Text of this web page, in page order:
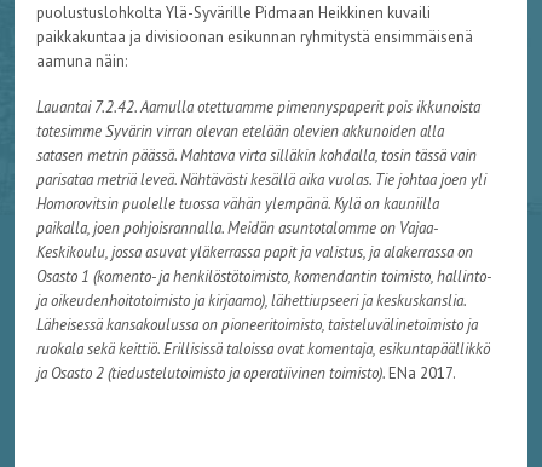
puolustuslohkolta Ylä-Syvärille Pidmaan Heikkinen kuvaili
paikkakuntaa ja divisioonan esikunnan ryhmitystä ensimmäisenä
aamuna näin:
Lauantai 7.2.42. Aamulla otettuamme pimennyspaperit pois ikkunoista
totesimme Syvärin virran olevan etelään olevien akkunoiden alla
satasen metrin päässä. Mahtava virta silläkin kohdalla, tosin tässä vain
parisataa metriä leveä. Nähtävästi kesällä aika vuolas. Tie johtaa joen yli
Homorovitsin puolelle tuossa vähän ylempänä. Kylä on kauniilla
paikalla, joen pohjoisrannalla. Meidän asuntotalomme on Vajaa-
Keskikoulu, jossa asuvat yläkerrassa papit ja valistus, ja alakerrassa on
Osasto 1 (komento- ja henkilöstötoimisto, komendantin toimisto, hallinto-
ja oikeudenhoitotoimisto ja kirjaamo), lähettiupseeri ja keskuskanslia.
Läheisessä kansakoulussa on pioneeritoimisto, taisteluvälinetoimisto ja
ruokala sekä keittiö. Erillisissä taloissa ovat komentaja, esikuntapäällikkö
ja Osasto 2 (tiedustelutoimisto ja operatiivinen toimisto). ENa 2017.